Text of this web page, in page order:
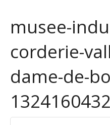
musee-
corderie-
dame-de-
1324160432